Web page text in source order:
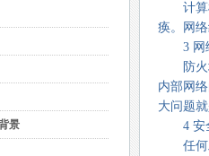
景
计算机
痪。网
3 网
防火墙
内部网
大问题
4 安全
任何工